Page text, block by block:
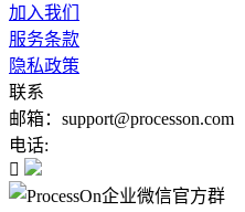
加入我们
服务条款
隐私政策
联系
邮箱：support@processon.com
电话:
